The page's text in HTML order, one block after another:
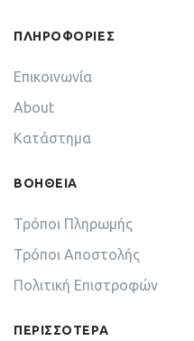
ΠΛΗΡΟΦΟΡΙΕΣ
Επικοινωνία
About
Κατάστημα
ΒΟΗΘΕΙΑ
Τρόποι Πληρωμής
Τρόποι Αποστολής
Πολιτική Επιστροφών
ΠΕΡΙΣΣΟΤΕΡΑ